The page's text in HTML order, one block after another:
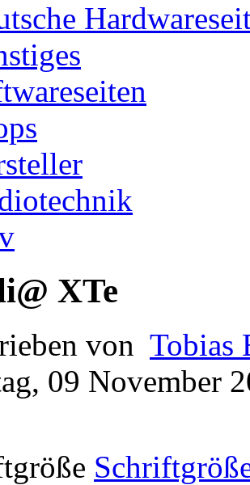
XTe
von Tobias
09 November